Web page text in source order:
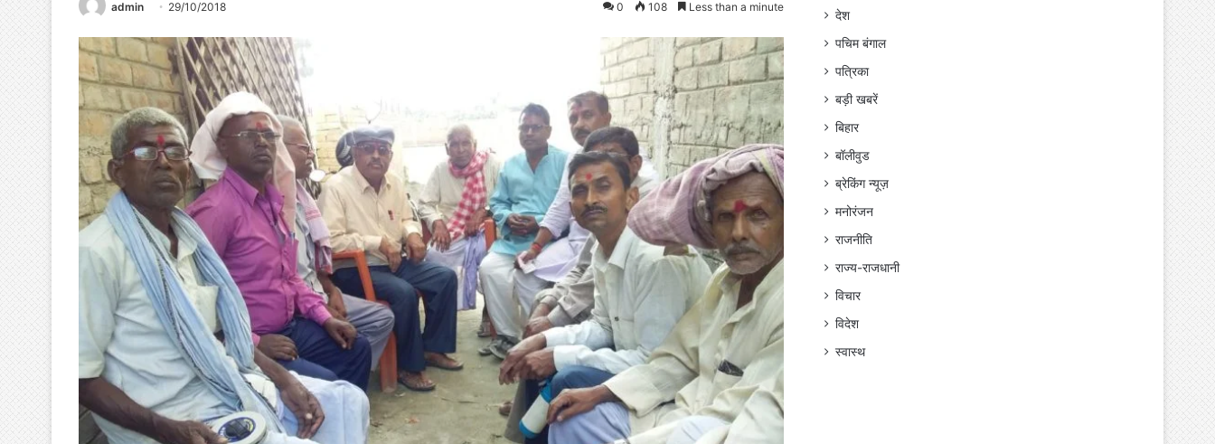
admin 29/10/2018 0 108 Less than a minute
देश
पचिम बंगाल
पत्रिका
बड़ी खबरें
बिहार
बॉलीवुड
ब्रेकिंग न्यूज़
मनोरंजन
राजनीति
राज्य-राजधानी
विचार
विदेश
स्वास्थ